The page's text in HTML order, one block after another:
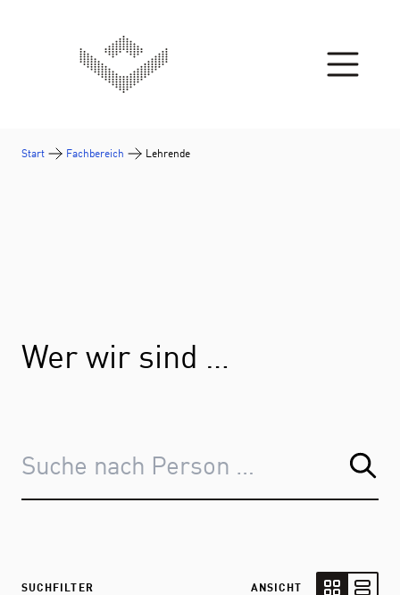
Start Fachbereich Lehrende
Wer wir sind …
SUCHFILTER
ANSICHT